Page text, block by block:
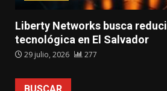
Liberty Networks busca
tecnológica en El Salvador
29 julio, 2026 277